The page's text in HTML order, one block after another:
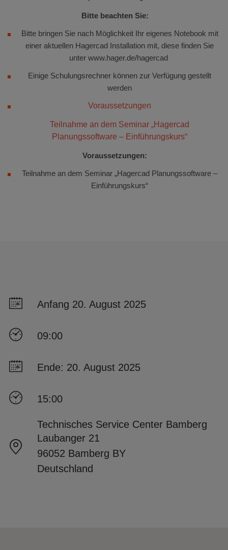
Bitte beachten Sie:
Bitte bringen Sie nach Möglichkeit Ihr eigenes Notebook mit
einer aktuellen Hagercad Installation mit, diese finden Sie
unter www.hager.de/hagercad
Einige Schulungsrechner können zur Verfügung gestellt
werden
Voraussetzungen
Teilnahme an dem Seminar „Hagercad
Planungssoftware – Einführungskurs“
Voraussetzungen:
Teilnahme an dem Seminar „Hagercad Planungssoftware –
Einführungskurs“
Anfang 20. August 2025
09:00
Ende: 20. August 2025
15:00
Technisches Service Center Bamberg
Laubanger 21
96052 Bamberg BY
Deutschland